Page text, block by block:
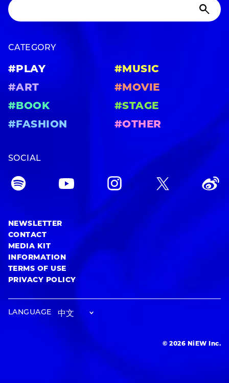
CATEGORY
#PLAY
#MUSIC
#ART
#MOVIE
#BOOK
#STAGE
#FASHION
#OTHER
SOCIAL
NEWSLETTER
CONTACT
MEDIA KIT
INFORMATION
TERMS OF USE
PRIVACY POLICY
LANGUAGE
© 2026 NiEW Inc.